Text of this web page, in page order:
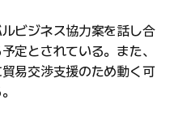
ビジネス協力案を話し合
定とされている。また、
易交渉支援のため動く可